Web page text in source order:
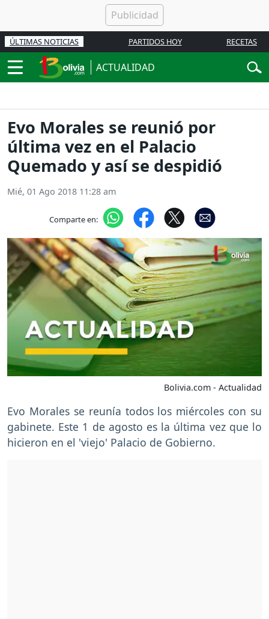
ÚLTIMAS NOTICIAS PARTIDOS HOY RECETAS
ACTUALIDAD
Evo Morales se reunió por
última vez en el Palacio
Quemado y así se despidió
Mié, 01 Ago 2018 11:28 am
Comparte en:
Bolivia.com - Actualidad
Evo Morales se reunía todos los miércoles con su
gabinete. Este 1 de agosto es la última vez que lo
hicieron en el 'viejo' Palacio de Gobierno.